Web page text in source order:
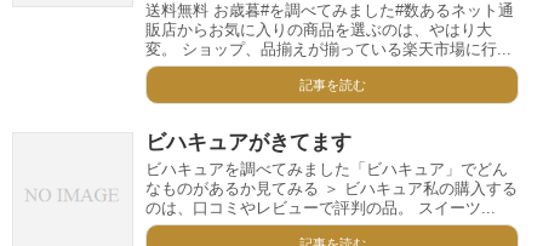
送料無料 お歳暮#を調べてみました#数あるネット通
販店からお気に入りの商品を選ぶのは、やはり大
変。 ショップ、品揃えが揃っている楽天市場に行...
記事を読む
ビハキュアがきてます
ビハキュアを調べてみました「ビハキュア」でどん
なものがあるか見てみる ＞ ビハキュア私の購入する
のは、口コミやレビューで評判の品。 スイーツ...